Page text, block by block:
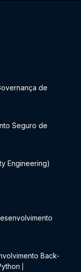
de
Seguro de
Engineering)
Back-